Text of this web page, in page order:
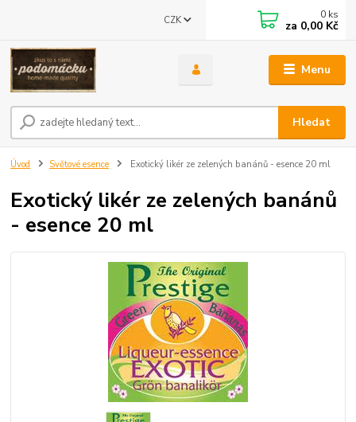
Menu
CZK
Hledat
0 ks
za 0,00 Kč
Úvod Světové esence Exotický likér ze zelených banánů - esence 20 ml
Exotický likér ze zelených banánů
- esence 20 ml